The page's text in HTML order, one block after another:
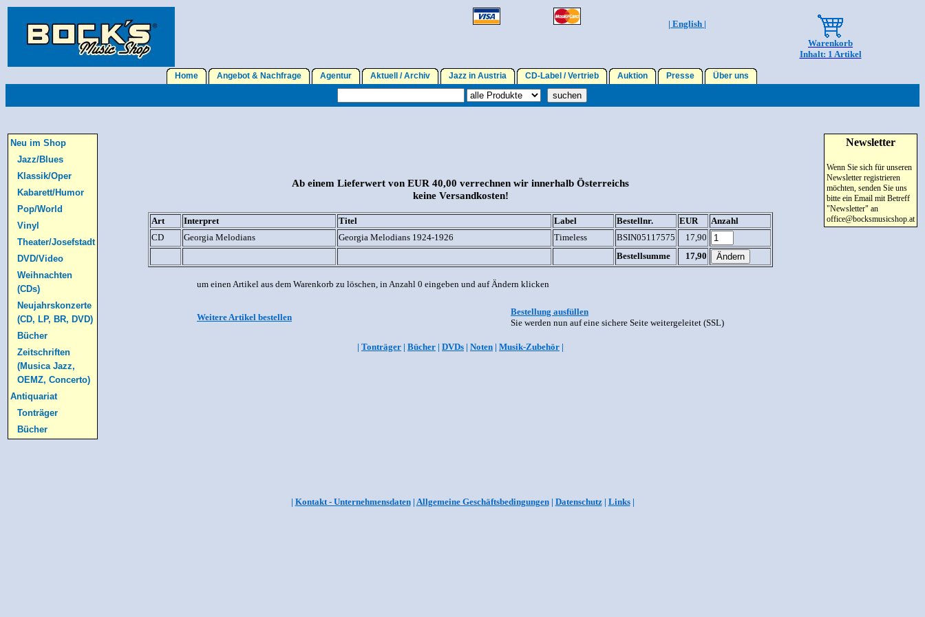
| English |
Warenkorb
Inhalt: 1 Artikel
Home Angebot & Nachfrage Agentur Aktuell / Archiv Jazz in Austria CD-Label / Vertrieb Auktion Presse Über uns
Neu im Shop
Jazz/Blues
Klassik/Oper
Kabarett/Humor
Pop/World
Vinyl
Theater/Josefstadt
DVD/Video
Weihnachten
(CDs)
Neujahrskonzerte
(CD, LP, BR, DVD)
Bücher
Zeitschriften
(Musica Jazz,
OEMZ, Concerto)
Antiquariat
Tonträger
Bücher
Ab einem Lieferwert von EUR 40,00 verrechnen wir innerhalb Österreichs
keine Versandkosten!
Art Interpret Titel Label Bestellnr. EUR
Anzahl
CD
Georgia Melodians Georgia Melodians 1924-1926 Timeless BSIN05117575
17,90
Bestellsumme
17,90
um einen Artikel aus dem Warenkorb zu löschen, in Anzahl 0 eingeben und auf Ändern klicken
Weitere Artikel bestellen
Bestellung ausfüllen
Sie werden nun auf eine sichere Seite weitergeleitet (SSL)
| Tonträger | Bücher | DVDs | Noten | Musik-Zubehör |
Newsletter
Wenn Sie sich für unseren
Newsletter registrieren
möchten, senden Sie uns
bitte ein Email mit Betreff
"Newsletter" an
office@bocksmusicshop.at
| Kontakt - Unternehmensdaten| Allgemeine Geschäftsbedingungen| Datenschutz| Links|